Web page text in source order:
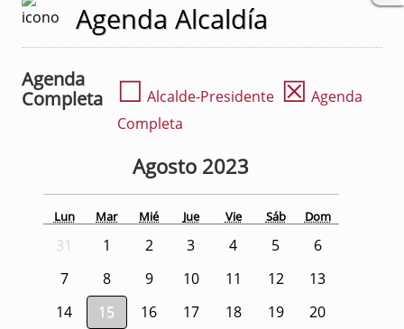
Agenda Alcaldía
Agenda
Completa
☐ Alcalde-Presidente ☒ Agenda
Completa
Agosto 2023
Lun Mar Mié Jue Vie Sáb Dom
31 1 2 3 4 5
6
7
8 9 10 11 12
13
14
15 16 17 18 19
20